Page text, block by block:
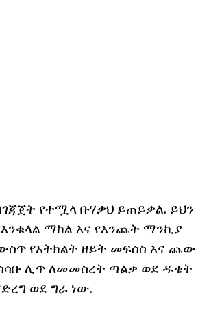
የተሟላ ቡሃቃህ ይጠይቃል. ይህን
ማከል እና የእንጨት ማንኪያ
የአትክልት ዘይት መፍሰስ እና ጨው
ሊጥ ለመመስረት ጣልቃ ወደ ዱቄት
ወደ ግራ ነው.